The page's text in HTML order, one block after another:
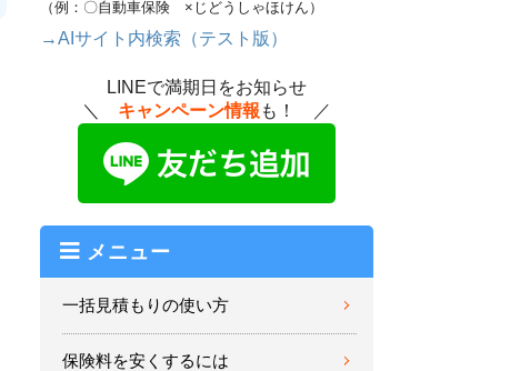
（例：〇自動車保険 ×じどうしゃほけん）
→AIサイト内検索（テスト版）
LINEで満期日をお知らせ
＼ キャンペーン情報 も！ ／
メニュー
一括見積もりの使い方
保険料を安くするには